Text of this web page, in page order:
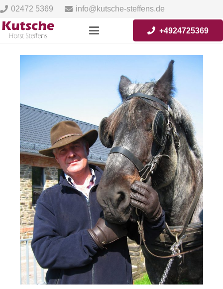
02472 5369 info@kutsche-steffens.de
+4924725369